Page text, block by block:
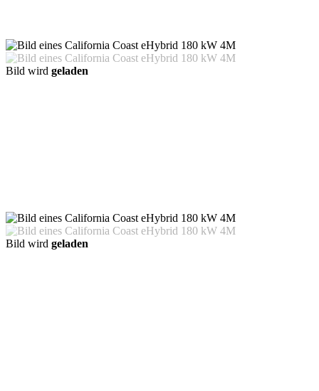
Bild wird geladen
Bild wird geladen